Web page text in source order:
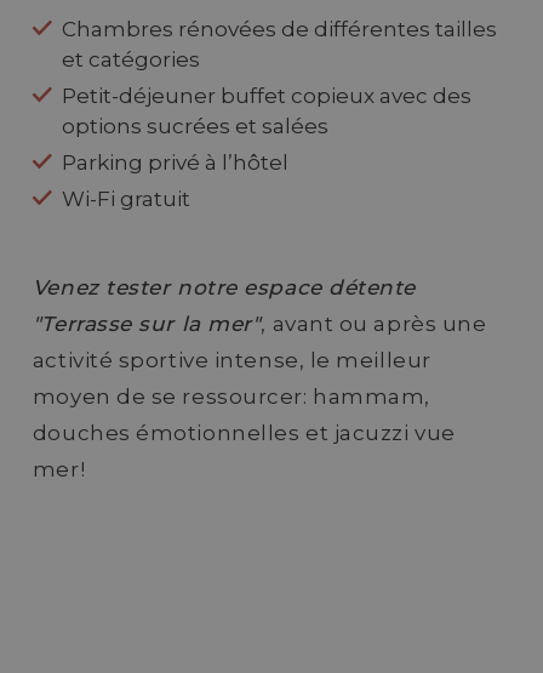
Chambres rénovées de différentes tailles
et catégories
Petit-déjeuner buffet copieux avec des
options sucrées et salées
Parking privé à l’hôtel
Wi-Fi gratuit
Venez tester notre espace détente
"Terrasse sur la mer", avant ou après une
activité sportive intense, le meilleur
moyen de se ressourcer: hammam,
douches émotionnelles et jacuzzi vue
mer!